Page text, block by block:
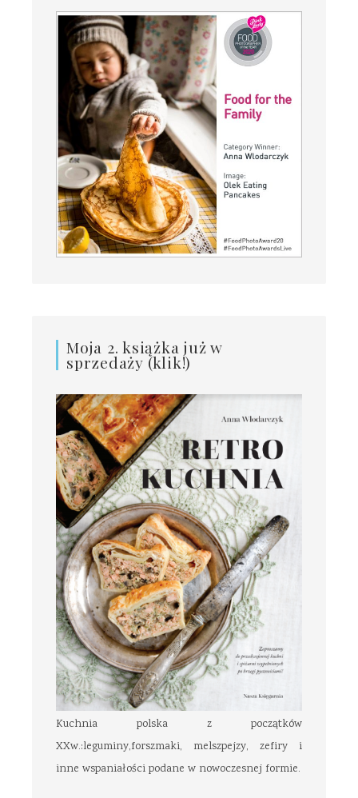
Moja 2. książka już w
sprzedaży (klik!)
Kuchnia polska z początków
XXw.:leguminy,forszmaki, melszpejzy, zefiry i
inne wspaniałości podane w nowoczesnej formie.